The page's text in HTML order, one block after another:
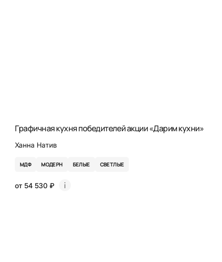
Графичная кухня победителей акции «Дарим кухни»
Ханна Натив
МДФ МОДЕРН БЕЛЫЕ СВЕТЛЫЕ
от 54 530 ₽